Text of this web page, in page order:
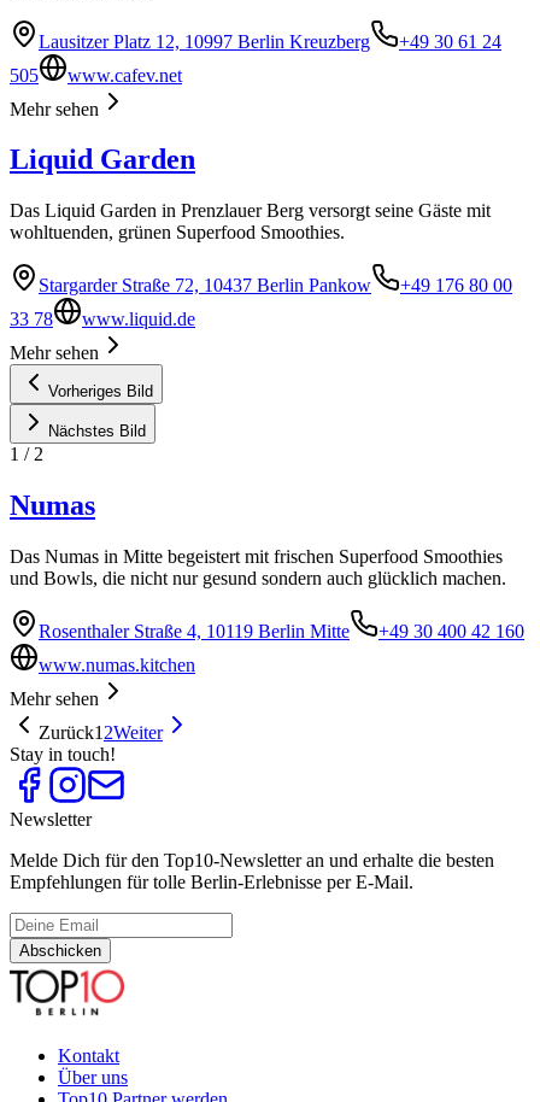
Lausitzer Platz 12, 10997 Berlin Kreuzberg
+49 30 61 24
505
www.cafev.net
Mehr sehen
Liquid Garden
Das Liquid Garden in Prenzlauer Berg versorgt seine Gäste mit
wohltuenden, grünen Superfood Smoothies.
Stargarder Straße 72, 10437 Berlin Pankow
+49 176 80 00
33 78
www.liquid.de
Mehr sehen
Vorheriges Bild
Nächstes Bild
1 / 2
Numas
Das Numas in Mitte begeistert mit frischen Superfood Smoothies
und Bowls, die nicht nur gesund sondern auch glücklich machen.
Rosenthaler Straße 4, 10119 Berlin Mitte
+49 30 400 42 160
www.numas.kitchen
Mehr sehen
Zurück1 2Weiter
Stay in touch!
Newsletter
Melde Dich für den Top10-Newsletter an und erhalte die besten
Empfehlungen für tolle Berlin-Erlebnisse per E-Mail.
Abschicken
Kontakt
Über uns